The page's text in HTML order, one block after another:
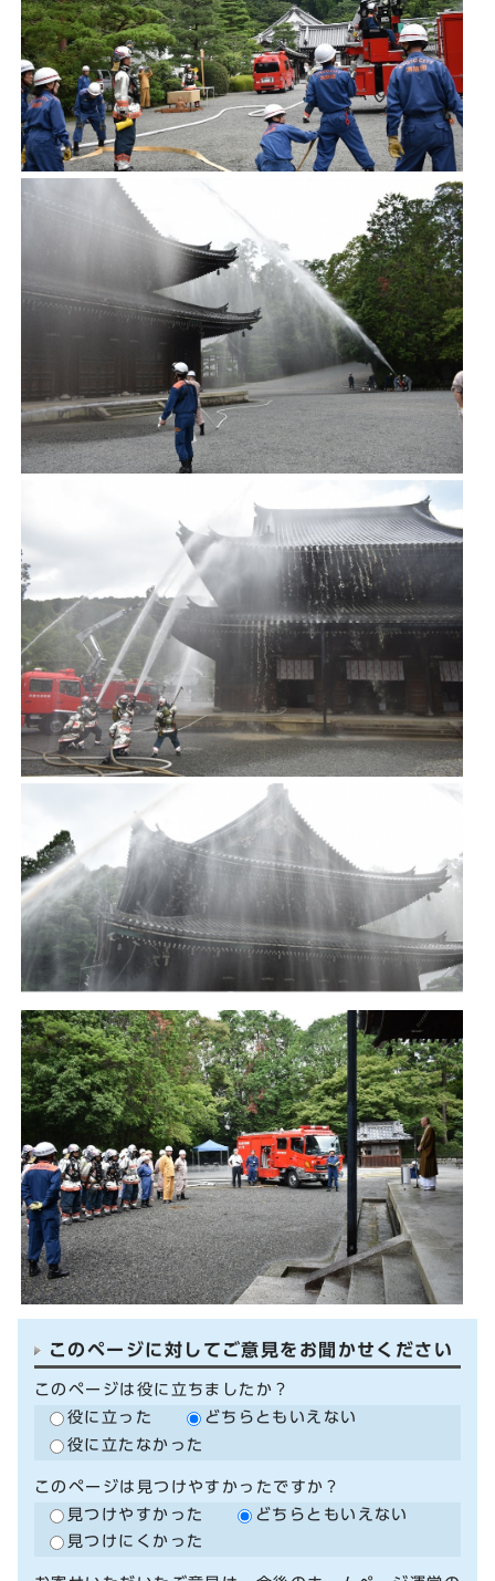
このページに対してご意見をお聞かせください
このページは役に立ちましたか？
役に立った
どちらともいえない
役に立たなかった
このページは見つけやすかったですか？
見つけやすかった
どちらともいえない
見つけにくかった